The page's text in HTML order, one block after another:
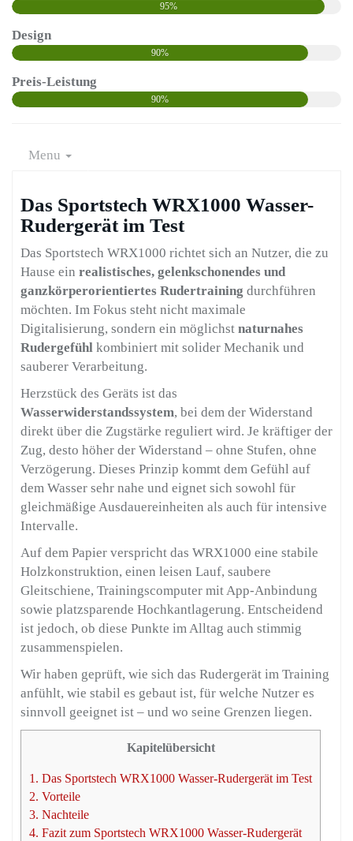
95%
Design
90%
Preis-Leistung
90%
Menu
Das Sportstech WRX1000 Wasser-
Rudergerät im Test
Das Sportstech WRX1000 richtet sich an Nutzer, die zu
Hause ein realistisches, gelenkschonendes und
ganzkörperorientiertes Rudertraining durchführen
möchten. Im Fokus steht nicht maximale
Digitalisierung, sondern ein möglichst naturnahes
Rudergefühl kombiniert mit solider Mechanik und
sauberer Verarbeitung.
Herzstück des Geräts ist das
Wasserwiderstandssystem, bei dem der Widerstand
direkt über die Zugstärke reguliert wird. Je kräftiger der
Zug, desto höher der Widerstand – ohne Stufen, ohne
Verzögerung. Dieses Prinzip kommt dem Gefühl auf
dem Wasser sehr nahe und eignet sich sowohl für
gleichmäßige Ausdauereinheiten als auch für intensive
Intervalle.
Auf dem Papier verspricht das WRX1000 eine stabile
Holzkonstruktion, einen leisen Lauf, saubere
Gleitschiene, Trainingscomputer mit App-Anbindung
sowie platzsparende Hochkantlagerung. Entscheidend
ist jedoch, ob diese Punkte im Alltag auch stimmig
zusammenspielen.
Wir haben geprüft, wie sich das Rudergerät im Training
anfühlt, wie stabil es gebaut ist, für welche Nutzer es
sinnvoll geeignet ist – und wo seine Grenzen liegen.
Kapitelübersicht
1. Das Sportstech WRX1000 Wasser-Rudergerät im Test
2. Vorteile
3. Nachteile
4. Fazit zum Sportstech WRX1000 Wasser-Rudergerät